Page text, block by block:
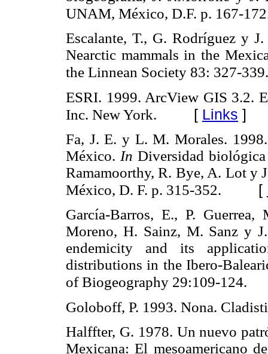
UNAM, México, D.F. p. 167-
Escalante, T., G. Rodríguez y
Nearctic mammals in the
the Linnean Society 83: 327-
ESRI. 1999. ArcView GIS 3.2.
Inc. New York.
[ Links ]
Fa, J. E. y L. M. Morales.
México. In Diversidad
Ramamoorthy, R. Bye, A. Lot y
México, D. F. p. 315-352.
[
García-Barros, E., P.
Moreno, H. Sainz, M. Sanz y
endemicity and its
distributions in the Ibero-
of Biogeography 29:109-124.
Goloboff, P. 1993. Nona.
Halffter, G. 1978. Un nuevo
Mexicana: El mesoamericano